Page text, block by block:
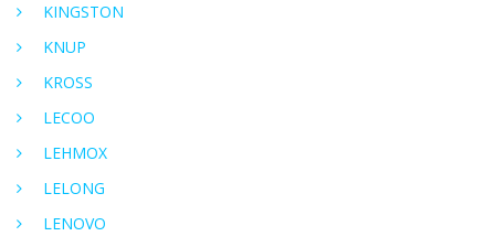
KINGSTON
KNUP
KROSS
LECOO
LEHMOX
LELONG
LENOVO